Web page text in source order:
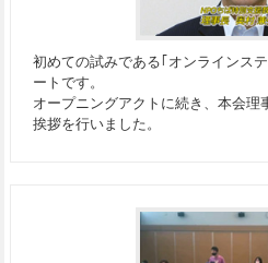
初めての試みである｢オンラインス
ートです。
オープニングアクトに続き、本会理
挨拶を行いました。